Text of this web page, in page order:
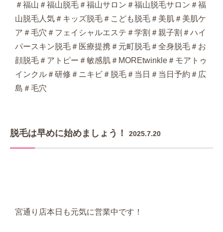
＃福山＃福山脱毛＃福山サロン＃福山脱毛サロン＃福
山脱毛人気＃キッズ脱毛＃こども脱毛＃美肌＃美肌ケ
ア＃毛穴＃フェイシャルエステ＃学割＃親子割＃ハイ
パースキン脱毛＃医療提携＃元町脱毛＃全身脱毛＃お
顔脱毛＃アトピー＃敏感肌＃MOREtwinkle＃モアトゥ
インクル＃研修＃ニキビ＃脱毛＃当日＃当日予約＃広
島＃毛穴
脱毛は早めに始めましょう！ 2025.7.20
宮通り店本日も元気に営業中です！